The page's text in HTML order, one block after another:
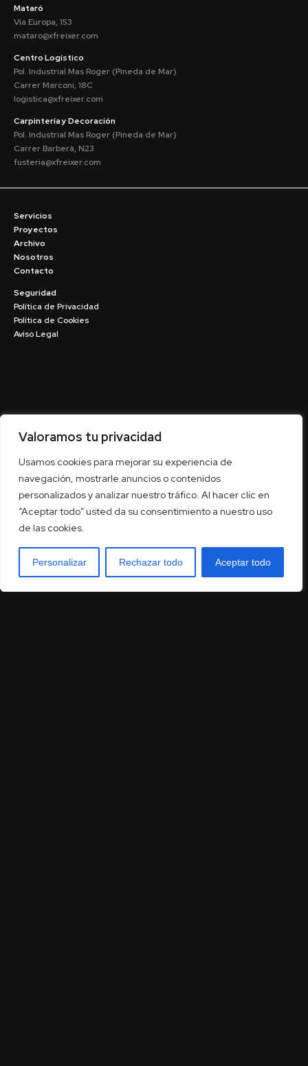
Valoramos tu privacidad
Usamos cookies para mejorar su experiencia de
navegación, mostrarle anuncios o contenidos
personalizados y analizar nuestro tráfico. Al hacer clic en
“Aceptar todo” usted da su consentimiento a nuestro uso
de las cookies.
Personalizar Rechazar todo Aceptar todo
Mataró
Vía Europa, 153
mataro@xfreixer.com
Centro Logístico
Pol. Industrial Mas Roger (Pineda de Mar)
Carrer Marconi, 18C
logistica@xfreixer.com
Carpintería y Decoración
Pol. Industrial Mas Roger (Pineda de Mar)
Carrer Barberà, N23
fusteria@xfreixer.com
Servicios
Proyectos
Archivo
Nosotros
Contacto
Seguridad
Política de Privacidad
Política de Cookies
Aviso Legal